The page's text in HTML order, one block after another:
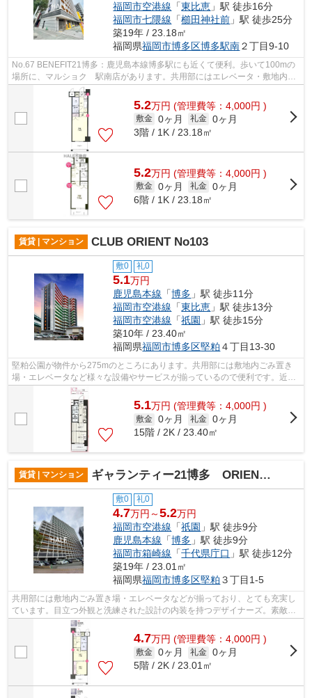
福岡市空港線 「東比恵 」駅 徒歩16分
福岡市七隈線 「櫛田神社前 」駅 徒歩25分
築19年 / 23.18㎡
福岡県福岡市博多区博多駅南２丁目9-10
No.67 BENEFIT21博多：鹿児島本線博多駅にも近くて便利。歩いて100mの
場所に、マルショク 駅南店があります。共用部にはエレベータ・敷地内ご
み置き場などが揃っております。こちらの...
5.2万円 (管理費等：4,000円 )
敷金 0ヶ月 礼金 0ヶ月
3階 / 1K / 23.18㎡
5.2万円 (管理費等：4,000円 )
敷金 0ヶ月 礼金 0ヶ月
6階 / 1K / 23.18㎡
賃貸 | マンション CLUB ORIENT No103
敷0 礼0
5.1万円
鹿児島本線 「博多 」駅 徒歩11分
福岡市空港線 「東比恵 」駅 徒歩13分
福岡市空港線 「祇園 」駅 徒歩15分
築10年 / 23.40㎡
福岡県福岡市博多区堅粕 ４丁目13-30
堅粕公園が物件から275mのところにあります。共用部には敷地内ごみ置き
場・エレベータなど様々な設備やサービスが揃っているので便利です。近く
に始発駅のあるマンションです。初期費...
5.1万円 (管理費等：4,000円 )
敷金 0ヶ月 礼金 0ヶ月
15階 / 2K / 23.40㎡
賃貸 | マンション ギャランティー21博多 ORIENT BLD No66
敷0 礼0
4.7万円～5.2万円
福岡市空港線 「祇園 」駅 徒歩9分
鹿児島本線 「博多 」駅 徒歩9分
福岡市箱崎線 「千代県庁口 」駅 徒歩12分
築19年 / 23.01㎡
福岡県福岡市博多区堅粕 ３丁目1-5
共用部には敷地内ごみ置き場・エレベータなどが揃っており、とても充実し
ています。目立つ外観と洗練された設計の内装を持つデザイナーズ。素敵な
景色が堪能できる、地上15階建ての物...
4.7万円 (管理費等：4,000円 )
敷金 0ヶ月 礼金 0ヶ月
5階 / 2K / 23.01㎡